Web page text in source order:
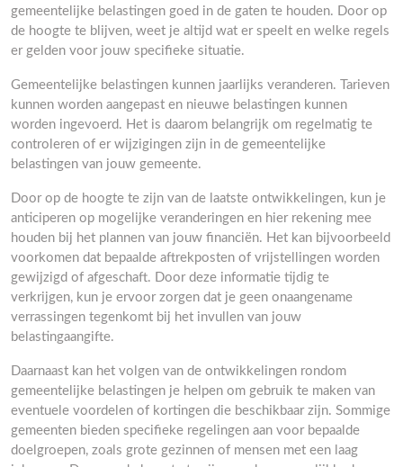
gemeentelijke belastingen goed in de gaten te houden. Door op
de hoogte te blijven, weet je altijd wat er speelt en welke regels
er gelden voor jouw specifieke situatie.
Gemeentelijke belastingen kunnen jaarlijks veranderen. Tarieven
kunnen worden aangepast en nieuwe belastingen kunnen
worden ingevoerd. Het is daarom belangrijk om regelmatig te
controleren of er wijzigingen zijn in de gemeentelijke
belastingen van jouw gemeente.
Door op de hoogte te zijn van de laatste ontwikkelingen, kun je
anticiperen op mogelijke veranderingen en hier rekening mee
houden bij het plannen van jouw financiën. Het kan bijvoorbeeld
voorkomen dat bepaalde aftrekposten of vrijstellingen worden
gewijzigd of afgeschaft. Door deze informatie tijdig te
verkrijgen, kun je ervoor zorgen dat je geen onaangename
verrassingen tegenkomt bij het invullen van jouw
belastingaangifte.
Daarnaast kan het volgen van de ontwikkelingen rondom
gemeentelijke belastingen je helpen om gebruik te maken van
eventuele voordelen of kortingen die beschikbaar zijn. Sommige
gemeenten bieden specifieke regelingen aan voor bepaalde
doelgroepen, zoals grote gezinnen of mensen met een laag